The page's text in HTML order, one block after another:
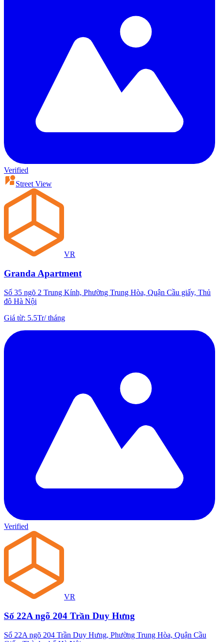
Verified
Street View
VR
Granda Apartment
Số 35 ngõ 2 Trung Kính, Phường Trung Hòa, Quận Cầu giấy, Thủ
đô Hà Nội
Giá từ: 5.5Tr/tháng
Verified
VR
Số 22A ngõ 204 Trần Duy Hưng
Số 22A ngõ 204 Trần Duy Hưng, Phường Trung Hòa, Quận Cầu